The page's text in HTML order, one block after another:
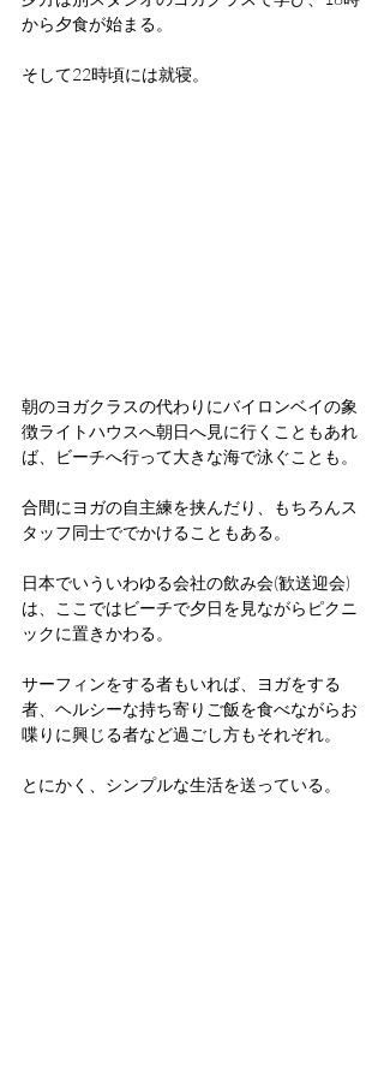
から夕食が始まる。
そして22時頃には就寝。
朝のヨガクラスの代わりにバイロンベイの象
徴ライトハウスへ朝日へ見に行くこともあれ
ば、ビーチへ行って大きな海で泳ぐことも。
合間にヨガの自主練を挟んだり、もちろんス
タッフ同士ででかけることもある。
日本でいういわゆる会社の飲み会(歓送迎会)
は、ここではビーチで夕日を見ながらピクニ
ックに置きかわる。
サーフィンをする者もいれば、ヨガをする
者、ヘルシーな持ち寄りご飯を食べながらお
喋りに興じる者など過ごし方もそれぞれ。
とにかく、シンプルな生活を送っている。